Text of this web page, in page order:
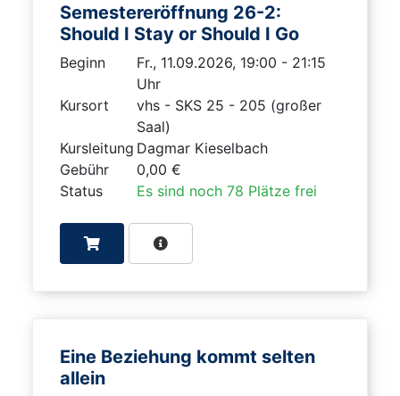
Semestereröffnung 26-2:
Should I Stay or Should I Go
Beginn
Fr., 11.09.2026, 19:00 - 21:15
Uhr
Kursort
vhs - SKS 25 - 205 (großer
Saal)
Kursleitung Dagmar Kieselbach
Gebühr
0,00 €
Status
Es sind noch 78 Plätze frei
Eine Beziehung kommt selten
allein